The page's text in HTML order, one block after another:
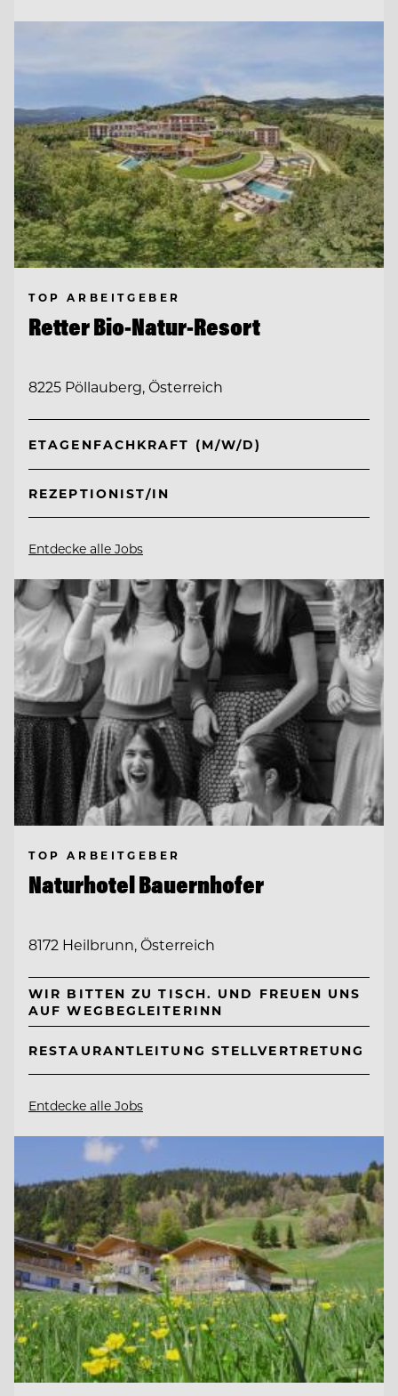
TOP ARBEITGEBER
Retter Bio-Natur-Resort
8225 Pöllauberg, Österreich
ETAGENFACHKRAFT (M/W/D)
REZEPTIONIST/IN
Entdecke alle Jobs
TOP ARBEITGEBER
Naturhotel Bauernhofer
8172 Heilbrunn, Österreich
WIR BITTEN ZU TISCH. UND FREUEN UNS
AUF WEGBEGLEITERINN
RESTAURANTLEITUNG STELLVERTRETUNG
Entdecke alle Jobs